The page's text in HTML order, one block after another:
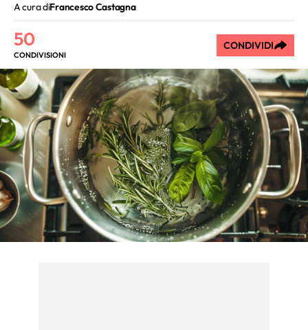
A cura diFrancesco Castagna
50
CONDIVISIONI
CONDIVIDI